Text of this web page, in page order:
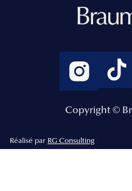
Copyright ©
Réalisé par RG Consulting